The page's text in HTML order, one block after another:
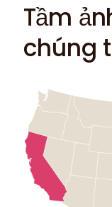
Tầm
chúng